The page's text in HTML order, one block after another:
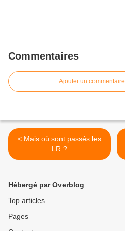
Commentaires
Ajouter un commentaire
< Mais où sont passés les
LR ?
Hébergé par Overblog
Top articles
Pages